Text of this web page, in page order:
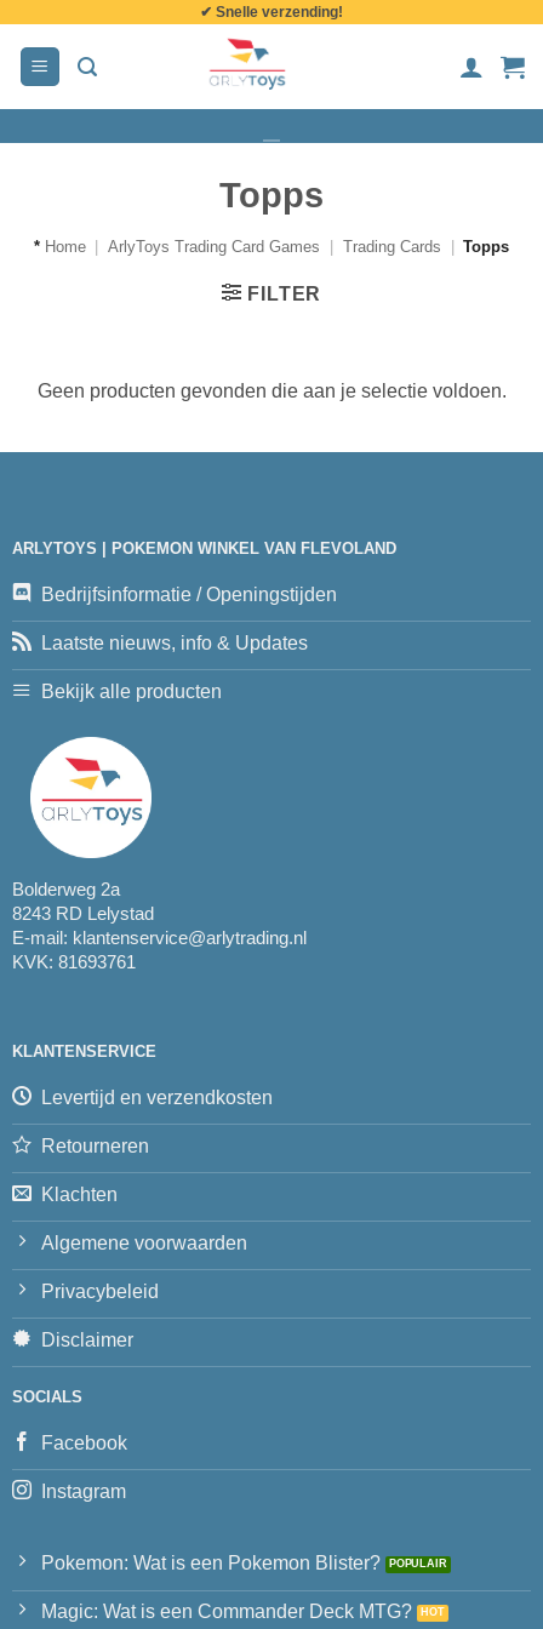
inhoud
✔ Snelle verzending!
Topps
* Home ArlyToys Trading Card Games Trading Cards Topps
FILTER
Geen producten gevonden die aan je selectie voldoen.
ARLYTOYS | POKEMON WINKEL VAN FLEVOLAND
Bedrijfsinformatie / Openingstijden
Laatste nieuws, info & Updates
Bekijk alle producten
Bolderweg 2a
8243 RD Lelystad
E-mail: klantenservice@arlytrading.nl
KVK: 81693761
KLANTENSERVICE
Levertijd en verzendkosten
Retourneren
Klachten
Algemene voorwaarden
Privacybeleid
Disclaimer
SOCIALS
Facebook
Instagram
Pokemon: Wat is een Pokemon Blister?
Magic: Wat is een Commander Deck MTG?